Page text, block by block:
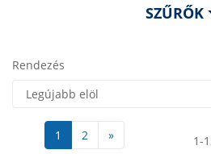
SZŰRŐK
Rendezés
1 2 » 1-